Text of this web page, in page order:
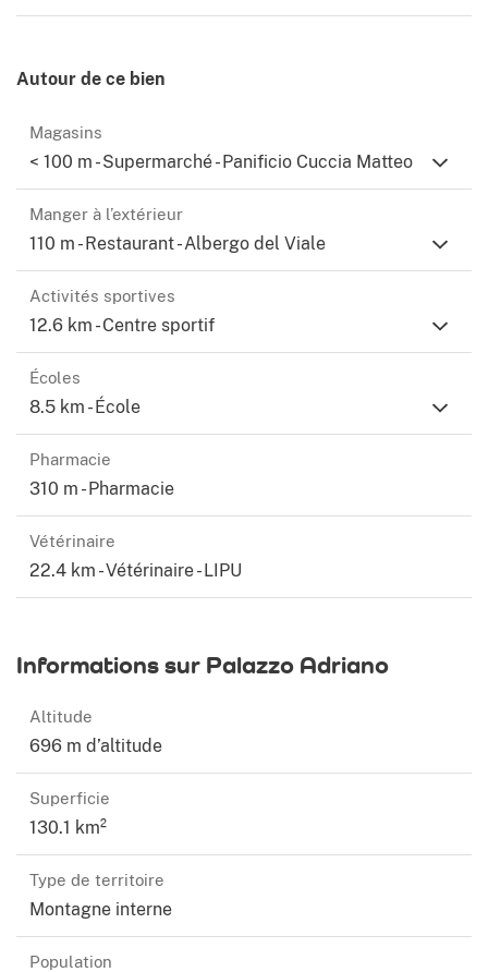
Autour de ce bien
Magasins
< 100 m - Supermarché - Panificio Cuccia Matteo
Manger à l’extérieur
110 m - Restaurant - Albergo del Viale
Activités sportives
12.6 km - Centre sportif
Écoles
8.5 km - École
Pharmacie
310 m - Pharmacie
Vétérinaire
22.4 km - Vétérinaire - LIPU
Informations sur Palazzo Adriano
Altitude
696 m d’altitude
Superficie
130.1 km²
Type de territoire
Montagne interne
Population